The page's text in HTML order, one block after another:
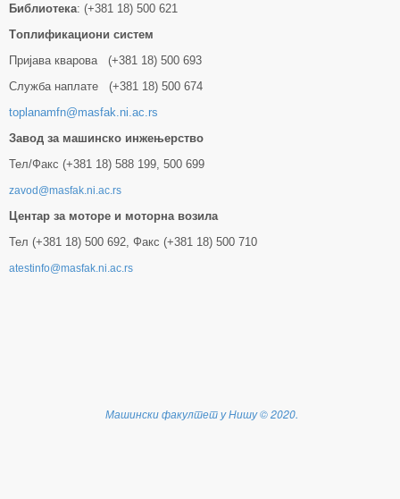
Библиотека: (+381 18) 500 621
Tоплификациони систем
Пријава кварова (+381 18) 500 693
Служба наплате (+381 18) 500 674
toplanamfn@masfak.ni.ac.rs
Завод за машинско инжењерство
Тел/Факс (+381 18) 588 199, 500 699
zavod@masfak.ni.ac.rs
Центар за моторе и моторна возила
Тел (+381 18) 500 692, Факс (+381 18) 500 710
atestinfo@masfak.ni.ac.rs
Машински факултет у Нишу©2020.